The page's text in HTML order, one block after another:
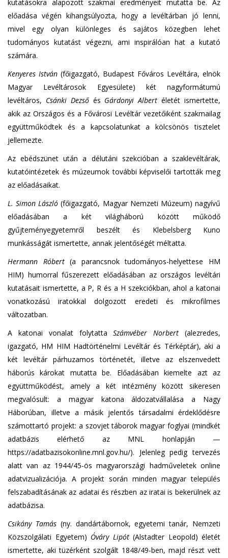
kutatásokra alapozott szakmai eredményeit mutatta be. Az
előadása végén kihangsúlyozta, hogy a levéltárban jó lenni,
mivel egy olyan különleges és sajátos közegben lehet
tudományos kutatást végezni, ami inspirálóan hat a kutató
számára.
Kenyeres István (főigazgató, Budapest Főváros Levéltára, elnök
Magyar Levéltárosok Egyesülete) két nagyformátumú
levéltáros, Csánki Dezsőés Gárdonyi Albert életét ismertette,
akik az Országos és a Fővárosi Levéltár vezetőiként szakmailag
együttműködtek és a kapcsolatunkat a kölcsönös tisztelet
jellemezte.
Az ebédszünet után a délutáni szekcióban a szaklevéltárak,
kutatóintézetek és múzeumok további képviselői tartották meg
az előadásaikat.
L. Simon László (főigazgató, Magyar Nemzeti Múzeum) nagyívű
előadásában a két világháború között működő
gyűjteményegyetemről beszélt és Klebelsberg Kuno
munkásságát ismertette, annak jelentőségét méltatta.
Hermann Róbert(a parancsnok tudományos-helyettese HM
HIM) humorral fűszerezett előadásában az országos levéltári
kutatásait ismertette, a P, R és a H szekciókban, ahol a katonai
vonatkozású iratokkal dolgozott eredeti és mikrofilmes
változatban.
A katonai vonalat folytattaSzámvéber Norbert(alezredes,
igazgató, HM HIM Hadtörténelmi Levéltár és Térképtár), aki a
két levéltár párhuzamos történetét, illetve az elszenvedett
háborús károkat mutatta be. Előadásában kiemelte azt az
együttműködést, amely a két intézmény között sikeresen
megvalósult: a magyar katona áldozatvállalása a Nagy
Háborúban, illetve a másik jelentős társadalmi érdeklődésre
számottartó projekt: a szovjet táborok magyar foglyai (mindkét
adatbázis elérhető az MNL honlapján —
https://adatbazisokonline.mnl.gov.hu/). Jelenleg pedig tervezés
alatt van az 1944/45-ös magyarországi hadműveletek online
adatvizualizációja. A projekt során minden magyar település
felszabadításának az adatai és részben az iratai is bekerülnek az
adatbázisa.
Csikány Tamás (ny. dandártábornok, egyetemi tanár, Nemzeti
Közszolgálati Egyetem) Óváry Lipót(Alstadter Leopold) életét
ismertette, aki tüzérként szolgált 1848/49-ben, majd részt vett